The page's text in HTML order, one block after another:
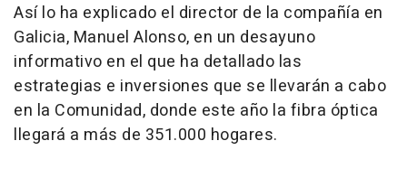
Así lo ha explicado el director de la compañía en
Galicia, Manuel Alonso, en un desayuno
informativo en el que ha detallado las
estrategias e inversiones que se llevarán a cabo
en la Comunidad, donde este año la fibra óptica
llegará a más de 351.000 hogares.